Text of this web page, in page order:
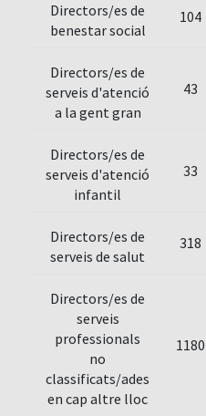
Directors/es de
benestar social
104
Directors/es de
serveis d'atenció
a la gent gran
43
Directors/es de
serveis d'atenció
infantil
33
Directors/es de
serveis de salut
318
Directors/es de
serveis
professionals
no
classificats/ades
en cap altre lloc
1180